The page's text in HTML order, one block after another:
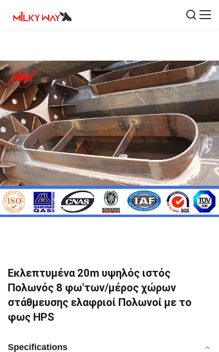
Εκλεπτυμένα 20m υψηλός ιστός
Πολωνός 8 φω'των/μέρος χώρων
στάθμευσης ελαφριοί Πολωνοί με το
φως HPS
Specifications